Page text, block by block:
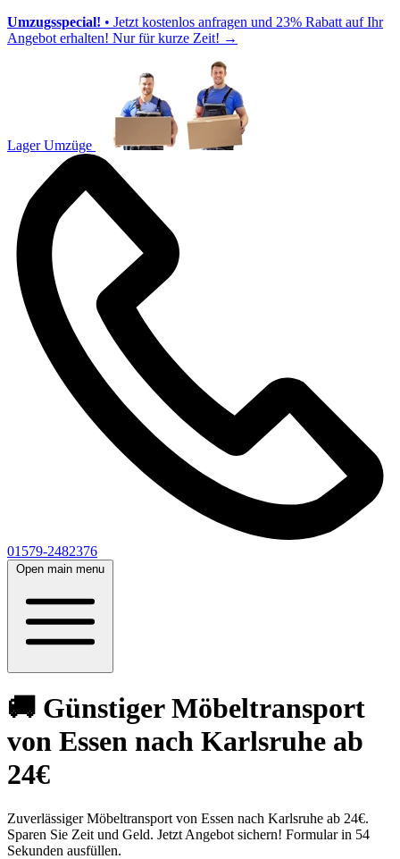
Umzugsspecial! • Jetzt kostenlos anfragen und 23% Rabatt auf Ihr
Angebot erhalten! Nur für kurze Zeit! →
Lager Umzüge
01579-2482376
Open main menu
🚚 Günstiger Möbeltransport
von Essen nach Karlsruhe ab
24€
Zuverlässiger Möbeltransport von Essen nach Karlsruhe ab 24€.
Sparen Sie Zeit und Geld. Jetzt Angebot sichern! Formular in 54
Sekunden ausfüllen.